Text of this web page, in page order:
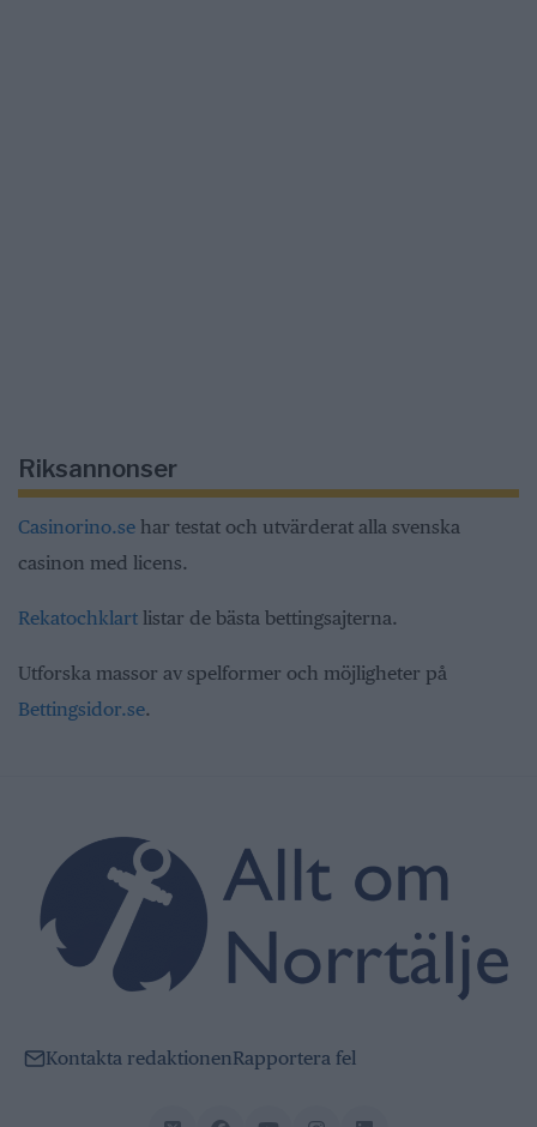
Riksannonser
Casinorino.se har testat och utvärderat alla svenska
casinon med licens.
Rekatochklart listar de bästa bettingsajterna.
Utforska massor av spelformer och möjligheter på
Bettingsidor.se.
Kontakta redaktionenRapportera fel